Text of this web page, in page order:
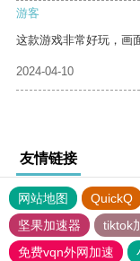
游客
这款游戏非常好玩，画
2024-04-10
友情链接
网站地图 QuickQ
坚果加速器
tiktok
免费vqn外网加速